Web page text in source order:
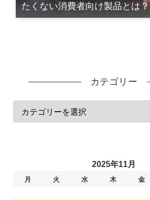
たくない消費者向け製品とは？
カテゴリー
2025年11月
月 火 水 木 金